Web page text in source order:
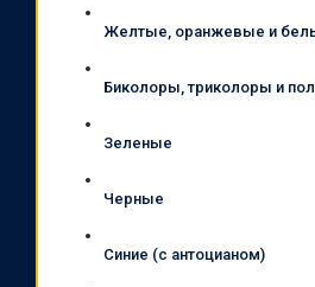
Желтые, оранжевые и
Биколоры, триколоры и
Зеленые
Черные
Синие (с антоцианом)